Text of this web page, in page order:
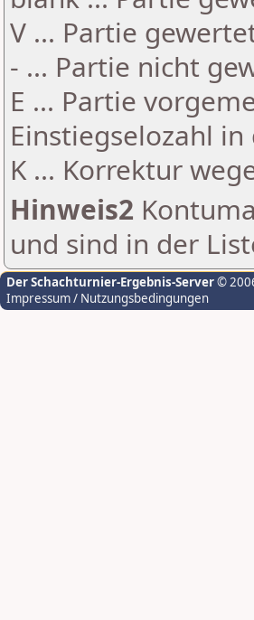
V ... Partie
- ... Partie nicht
E ... Partie
Einstiegselozahl
K ... Korrektur
Hinweis2
und sind in der
Der Schachturnier-Ergebnis-Server©
Impressum / Nutzungsbedingungen